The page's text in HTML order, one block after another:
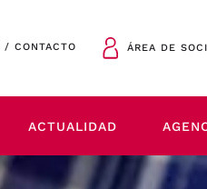
/ CONTACTO ÁREA DE
ACTUALIDAD